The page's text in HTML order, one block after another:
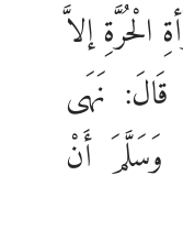
الْحُرَّةِ إلاَّ
قَالَ: نَهَى
وَسَلَّمَ أَنْ